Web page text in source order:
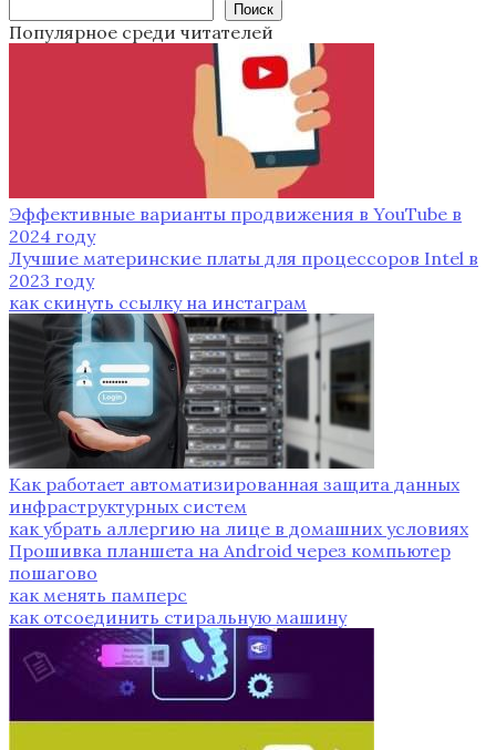
Поиск
Популярное среди читателей
Эффективные варианты продвижения в YouTube в
2024 году
Лучшие материнские платы для процессоров Intel в
2023 году
как скинуть ссылку на инстаграм
Как работает автоматизированная защита данных
инфраструктурных систем
как убрать аллергию на лице в домашних условиях
Прошивка планшета на Android через компьютер
пошагово
как менять памперс
как отсоединить стиральную машину